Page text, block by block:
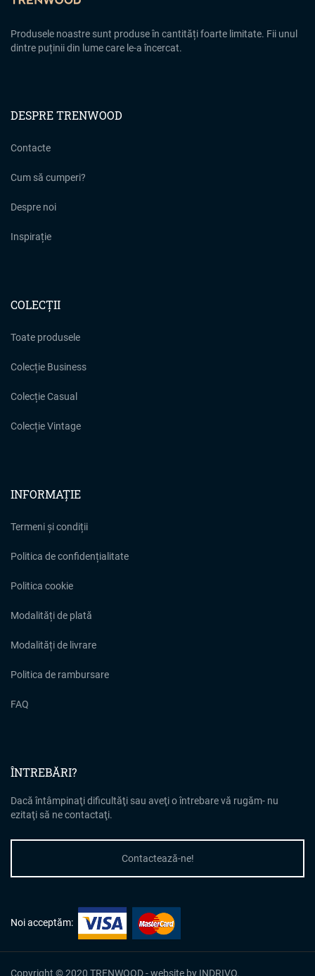
Produsele noastre sunt produse în cantități foarte limitate. Fii unul
dintre puținii din lume care le-a încercat.
DESPRE TRENWOOD
Contacte
Cum să cumperi?
Despre noi
Inspirație
COLECȚII
Toate produsele
Colecție Business
Colecție Casual
Colecție Vintage
INFORMAȚIE
Termeni și condiții
Politica de confidențialitate
Politica cookie
Modalități de plată
Modalități de livrare
Politica de rambursare
FAQ
ÎNTREBĂRI?
Dacă întâmpinaţi dificultăţi sau aveţi o întrebare vă rugăm- nu
ezitaţi să ne contactaţi.
Contactează-ne!
Noi acceptăm:
Copyright © 2020 TRENWOOD - website by INDRIVO.